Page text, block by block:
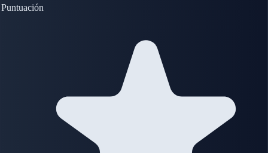
Puntuación